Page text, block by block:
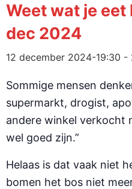
Weet wat je
dec 2024
12 december 2024-19:30 -
Sommige mensen
supermarkt, drogist,
andere winkel verkocht
wel goed zijn.”
Helaas is dat vaak niet
bomen het bos niet